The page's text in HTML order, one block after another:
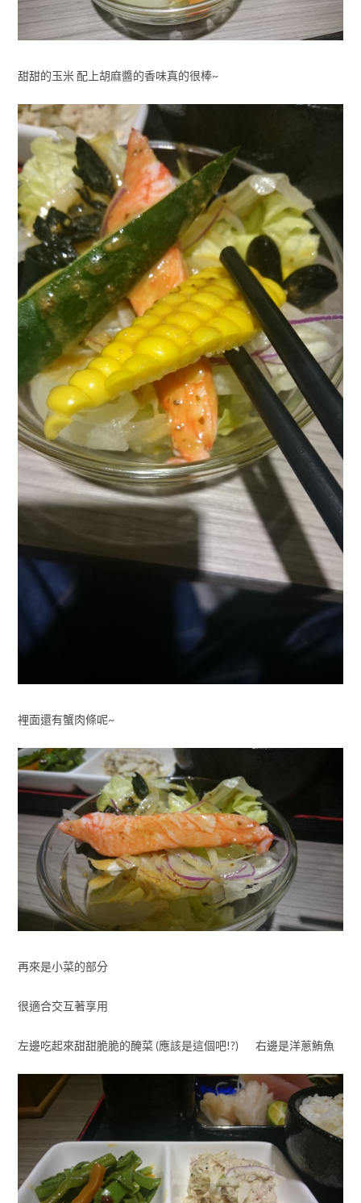
甜甜的玉米 配上胡麻醬的香味真的很棒~
裡面還有蟹肉條呢~
再來是小菜的部分
很適合交互著享用
左邊吃起來甜甜脆脆的醃菜 (應該是這個吧!?) 右邊是洋蔥鮪魚